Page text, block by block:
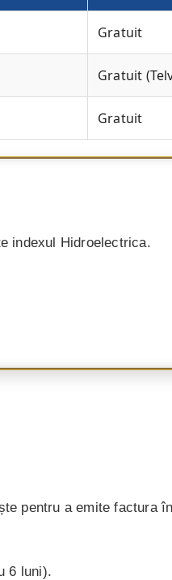
Gratuit
Gratuit
Gratuit
indexul Hidroelectrica.
pentru a emite factura
6 luni).